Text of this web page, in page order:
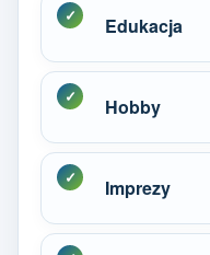
Edukacja
Hobby
Imprezy